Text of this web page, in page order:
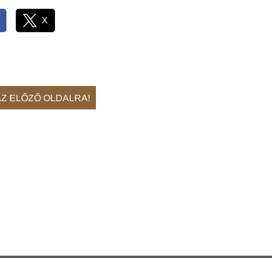
X
ELŐZŐ OLDALRA!